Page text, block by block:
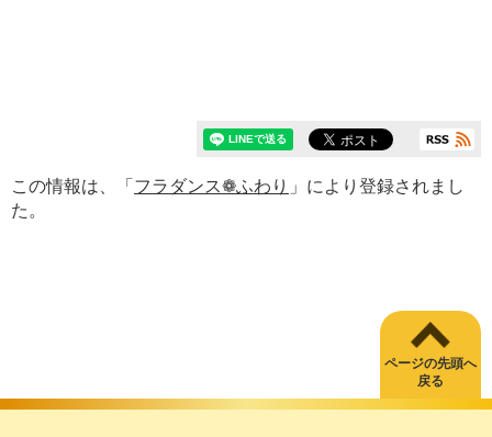
この情報は、「 フラダンス❁ふわり 」により登録されまし
た。
ページの先頭へ
戻る